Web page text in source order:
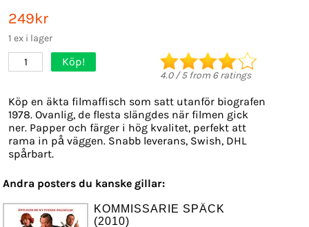
249kr
1 ex i lager
1 Köp!
4.0/5from 6ratings
Köp en äkta filmaffisch som satt utanför biografen
1978. Ovanlig, de flesta slängdes när filmen gick
ner. Papper och färger i hög kvalitet, perfekt att
rama in på väggen. Snabb leverans, Swish, DHL
spårbart.
Andra posters du kanske gillar:
KOMMISSARIE SPÄCK
(2010)